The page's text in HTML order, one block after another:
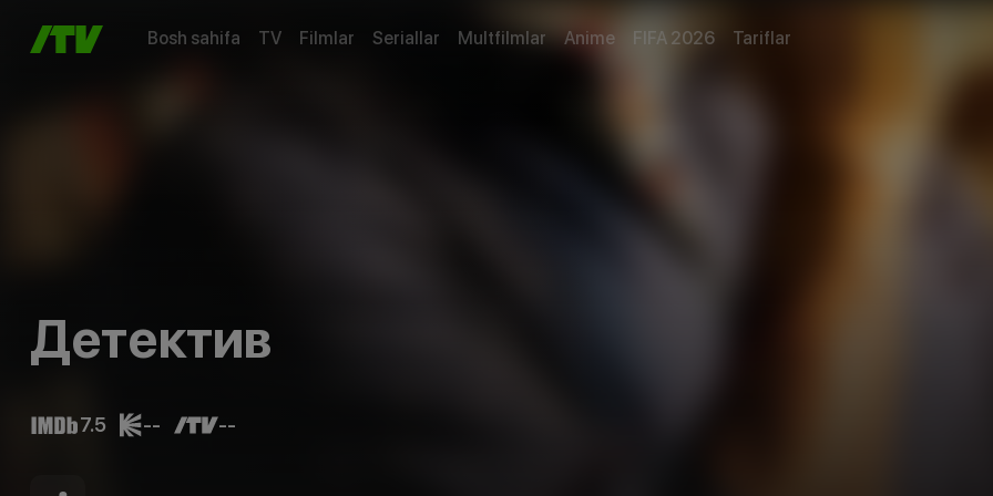
Bosh sahifa TV Filmlar Seriallar Multfilmlar Anime FIFA 2026 Tariflar
Детектив
7.5 -- --